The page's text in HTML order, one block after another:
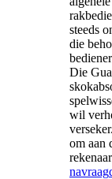
steeds
die
Die
wil
om aan
navraag